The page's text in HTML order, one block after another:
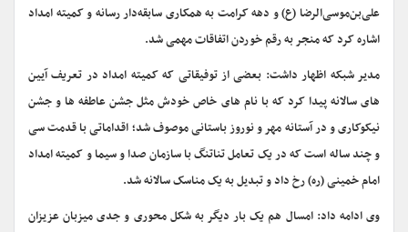
علی‌بن‌موسی‌الرضا (ع) و دهه کرامت به همکاری سابقه‌دار رسانه و کمیته امداد
اشاره کرد که منجر به رقم خوردن اتفاقات مهمی شد.
مدیر شبکه اظهار داشت: بعضی از توفیقاتی که کمیته امداد در تعریف آیین
های سالانه پیدا کرد که با نام های خاص خودش مثل جشن عاطفه ها و جشن
نیکوکاری و در آستانه مهر و نوروز باستانی موصوف شد؛ اقداماتی با قدمت سی
و چند ساله است که در یک تعامل تناتنگ با سازمان صدا و سیما و کمیته امداد
امام خمینی (ره) رخ داد و تبدیل به یک مناسک سالانه شد.
وی ادامه داد: امسال هم یک بار دیگر به شکل محوری و جدی میزبان عزیزان